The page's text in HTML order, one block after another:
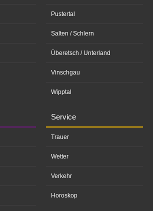
Pustertal
Salten / Schlern
Überetsch / Unterland
Vinschgau
Wipptal
Service
Trauer
Wetter
Verkehr
Horoskop